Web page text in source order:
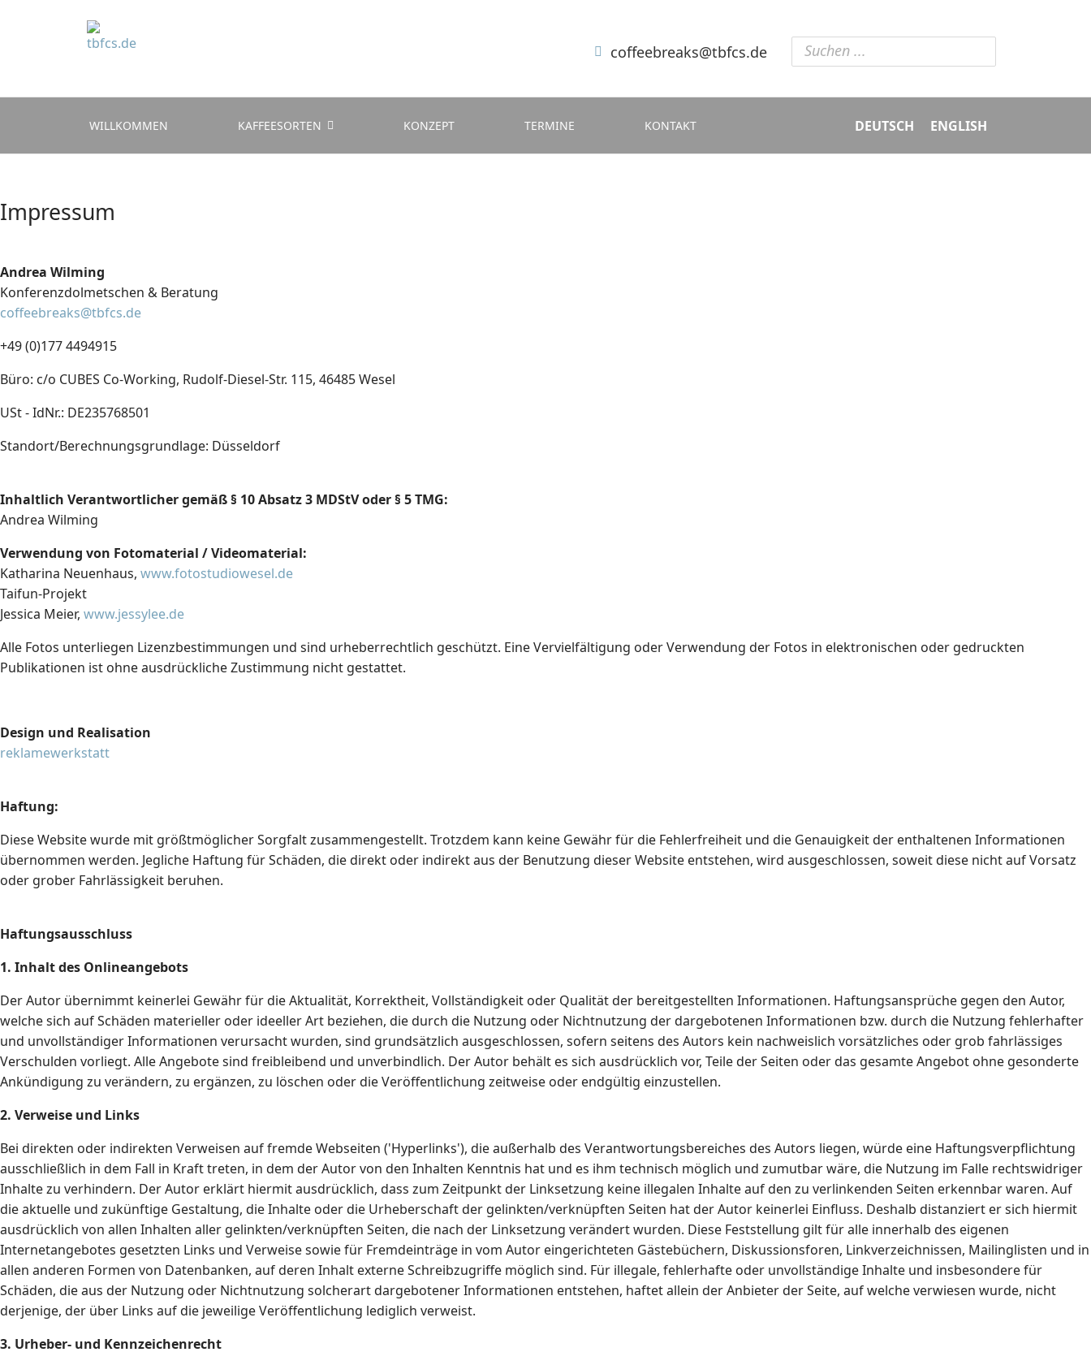
coffeebreaks@tbfcs.de
DEUTSCH ENGLISH
WILLKOMMEN KAFFEESORTEN KONZEPT TERMINE KONTAKT
Impressum
Andrea Wilming
Konferenzdolmetschen & Beratung
coffeebreaks@tbfcs.de
+49 (0)177 4494915
Büro: c/o CUBES Co-Working, Rudolf-Diesel-Str. 115, 46485 Wesel
USt - IdNr.: DE235768501
Standort/Berechnungsgrundlage: Düsseldorf
Inhaltlich Verantwortlicher gemäß § 10 Absatz 3 MDStV oder § 5 TMG:
Andrea Wilming
Verwendung von Fotomaterial / Videomaterial:
Katharina Neuenhaus, www.fotostudiowesel.de
Taifun-Projekt
Jessica Meier, www.jessylee.de
Alle Fotos unterliegen Lizenzbestimmungen und sind urheberrechtlich geschützt. Eine Vervielfältigung oder Verwendung der Fotos in elektronischen oder gedruckten
Publikationen ist ohne ausdrückliche Zustimmung nicht gestattet.
Design und Realisation
reklamewerkstatt
Haftung:
Diese Website wurde mit größtmöglicher Sorgfalt zusammengestellt. Trotzdem kann keine Gewähr für die Fehlerfreiheit und die Genauigkeit der enthaltenen Informationen
übernommen werden. Jegliche Haftung für Schäden, die direkt oder indirekt aus der Benutzung dieser Website entstehen, wird ausgeschlossen, soweit diese nicht auf Vorsatz
oder grober Fahrlässigkeit beruhen.
Haftungsausschluss
1. Inhalt des Onlineangebots
Der Autor übernimmt keinerlei Gewähr für die Aktualität, Korrektheit, Vollständigkeit oder Qualität der bereitgestellten Informationen. Haftungsansprüche gegen den Autor,
welche sich auf Schäden materieller oder ideeller Art beziehen, die durch die Nutzung oder Nichtnutzung der dargebotenen Informationen bzw. durch die Nutzung fehlerhafter
und unvollständiger Informationen verursacht wurden, sind grundsätzlich ausgeschlossen, sofern seitens des Autors kein nachweislich vorsätzliches oder grob fahrlässiges
Verschulden vorliegt. Alle Angebote sind freibleibend und unverbindlich. Der Autor behält es sich ausdrücklich vor, Teile der Seiten oder das gesamte Angebot ohne gesonderte
Ankündigung zu verändern, zu ergänzen, zu löschen oder die Veröffentlichung zeitweise oder endgültig einzustellen.
2. Verweise und Links
Bei direkten oder indirekten Verweisen auf fremde Webseiten ('Hyperlinks'), die außerhalb des Verantwortungsbereiches des Autors liegen, würde eine Haftungsverpflichtung
ausschließlich in dem Fall in Kraft treten, in dem der Autor von den Inhalten Kenntnis hat und es ihm technisch möglich und zumutbar wäre, die Nutzung im Falle rechtswidriger
Inhalte zu verhindern. Der Autor erklärt hiermit ausdrücklich, dass zum Zeitpunkt der Linksetzung keine illegalen Inhalte auf den zu verlinkenden Seiten erkennbar waren. Auf
die aktuelle und zukünftige Gestaltung, die Inhalte oder die Urheberschaft der gelinkten/verknüpften Seiten hat der Autor keinerlei Einfluss. Deshalb distanziert er sich hiermit
ausdrücklich von allen Inhalten aller gelinkten/verknüpften Seiten, die nach der Linksetzung verändert wurden. Diese Feststellung gilt für alle innerhalb des eigenen
Internetangebotes gesetzten Links und Verweise sowie für Fremdeinträge in vom Autor eingerichteten Gästebüchern, Diskussionsforen, Linkverzeichnissen, Mailinglisten und in
allen anderen Formen von Datenbanken, auf deren Inhalt externe Schreibzugriffe möglich sind. Für illegale, fehlerhafte oder unvollständige Inhalte und insbesondere für
Schäden, die aus der Nutzung oder Nichtnutzung solcherart dargebotener Informationen entstehen, haftet allein der Anbieter der Seite, auf welche verwiesen wurde, nicht
derjenige, der über Links auf die jeweilige Veröffentlichung lediglich verweist.
3. Urheber- und Kennzeichenrecht